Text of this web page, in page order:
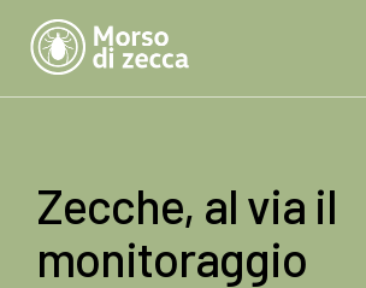
Zecche, al via il
monitoraggio